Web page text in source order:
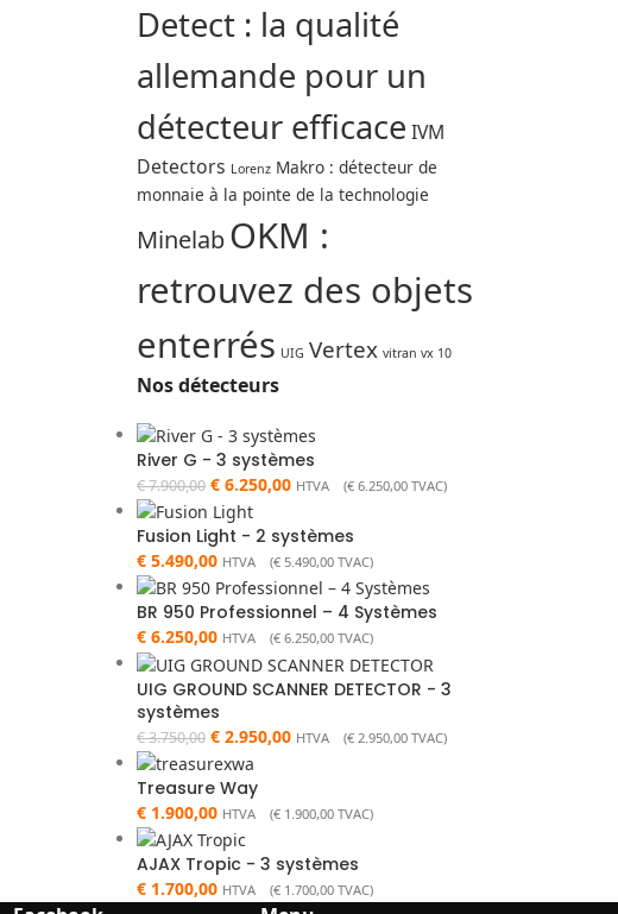
Detect : la qualité
allemande pour un
détecteur efficace IVM
Detectors Lorenz Makro : détecteur de
monnaie à la pointe de la technologie
MinelabOKM :
retrouvez des objets
enterrés UIG Vertex vitran vx 10
Nos détecteurs
River G - 3 systèmes
€7.900,00 €6.250,00 HTVA (€6.250,00TVAC)
Fusion Light - 2 systèmes
€5.490,00 HTVA (€5.490,00TVAC)
BR 950 Professionnel – 4 Systèmes
€6.250,00 HTVA (€6.250,00TVAC)
UIG GROUND SCANNER DETECTOR - 3
systèmes
€3.750,00 €2.950,00 HTVA (€2.950,00TVAC)
Treasure Way
€1.900,00 HTVA (€1.900,00TVAC)
AJAX Tropic - 3 systèmes
€1.700,00 HTVA (€1.700,00TVAC)